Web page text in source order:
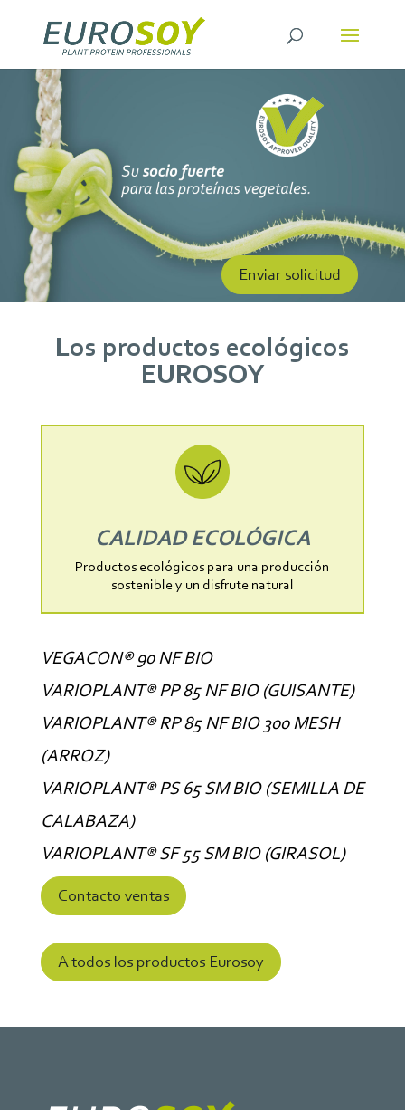
Enviar solicitud
Los productos ecológicos
EUROSOY
CALIDAD ECOLÓGICA
Productos ecológicos para una producción
sostenible y un disfrute natural
VEGACON® 90 NF BIO
VARIOPLANT® PP 85 NF BIO (GUISANTE)
VARIOPLANT® RP 85 NF BIO 300 MESH
(ARROZ)
VARIOPLANT® PS 65 SM BIO (SEMILLA DE
CALABAZA)
VARIOPLANT® SF 55 SM BIO (GIRASOL)
Contacto ventas
A todos los productos Eurosoy